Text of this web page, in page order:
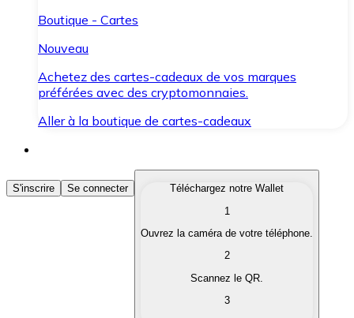
Boutique - Cartes
Nouveau
Achetez des cartes-cadeaux de vos marques
préférées avec des cryptomonnaies.
Aller à la boutique de cartes-cadeaux
Acheter des Cryptomonnaies
Achetez les cryptomonnaies qui vous intéressent
Convertissez vos cryptomonnaies en monnaie
S'inscrire Se connecter
Téléchargez notre Wallet
1
Ouvrez la caméra de votre téléphone.
2
Scannez le QR.
3